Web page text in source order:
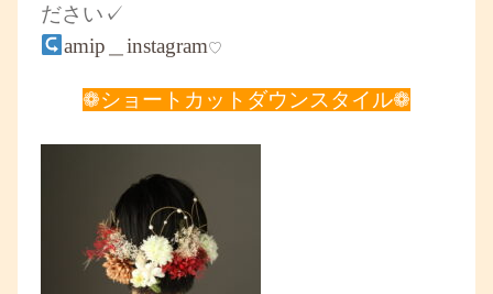
ださい✓
amip＿instagram♡
❁ショー トカットダウンスタイル❁